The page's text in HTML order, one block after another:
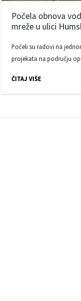
Počela obnova
mreže u ulici
Počeli su radovi na
projekata na području
ČITAJ VIŠE